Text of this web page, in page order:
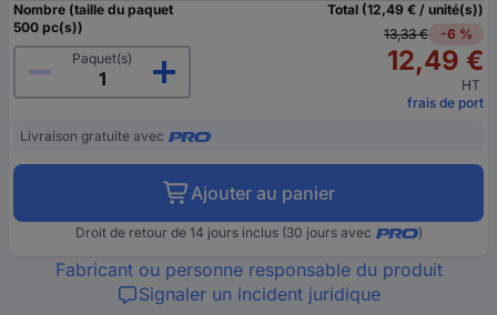
Nombre (taille du paquet
500 pc(s))
Paquet(s)
Total (12,49 € / unité(s))
13,33 €
-6 %
12,49 €
HT
frais de port
Livraison gratuite avec
Ajouter au panier
Droit de retour de 14 jours inclus (30 jours avec )
Fabricant ou personne responsable du produit
Signaler un incident juridique